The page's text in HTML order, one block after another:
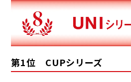
第1位 CUPシリーズ